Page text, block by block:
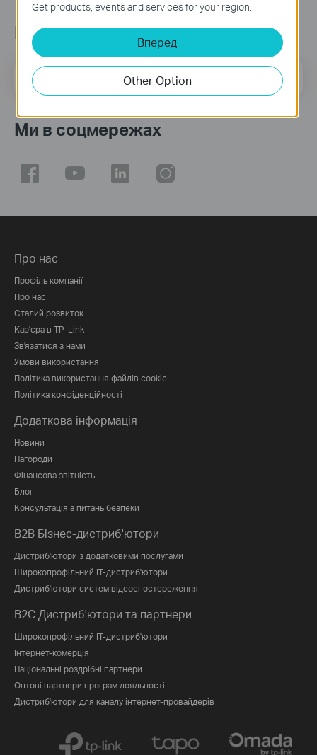
Підписатись на розсилку
Email Address Sign Up
Ми в соцмережах
Про нас
Профіль компанії
Про нас
Сталий розвиток
Кар'єра в TP-Link
Зв'язатися з нами
Умови використання
Політика використання файлів cookie
Політика конфіденційності
Додаткова інформація
Новини
Нагороди
Фінансова звітність
Блог
Консультація з питань безпеки
B2B Бізнес-дистриб'ютори
Дистриб'ютори з додатковими послугами
Широкопрофільний IT-дистриб'ютори
Дистриб'ютори систем відеоспостереження
B2C Дистриб'ютори та партнери
Широкопрофільний IT-дистриб'ютори
Інтернет-комерція
Національні роздрібні партнери
Оптові партнери програм лояльності
Дистриб'ютори для каналу інтернет-провайдерів
Get products, events and services for your region.
Вперед
Other Option